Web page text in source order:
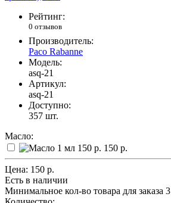
Рейтинг:
0 отзывов
Производитель:
Paco Rabanne
Модель:
asq-21
Артикул:
asq-21
Доступно:
357 шт.
Масло:
150 р.
Цена: 150 р.
Есть в наличии
Минимальное кол-во товара для заказа 3